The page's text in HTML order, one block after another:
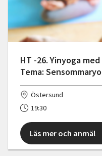
HT -26. Yinyoga
Tema:
Östersund
19:30
Läs mer och anmäl